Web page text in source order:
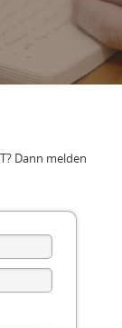
Dann melden